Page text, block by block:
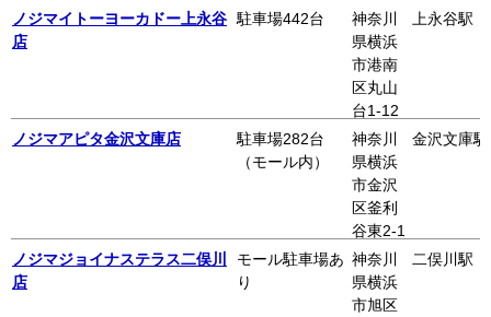
吉東急
アベニ
ュー本
館 3階
ノジマイトーヨーカドー上永谷
店
駐車場442台
神奈川
県横浜
市港南
区丸山
台1-12
イトー
ヨーカ
ドー上
永谷店
3階
上永谷駅
ノジマアピタ金沢文庫店
駐車場282台
（モール内）
神奈川
県横浜
市金沢
区釜利
谷東2-1
-1 アピ
タ金沢
文庫 3
金沢文庫駅
ノジマジョイナステラス二俣川
店
モール駐車場あ
り
神奈川
県横浜
市旭区
二俣川駅